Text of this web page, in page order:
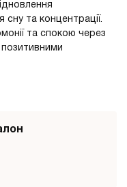
та концентрації.
та спокою через